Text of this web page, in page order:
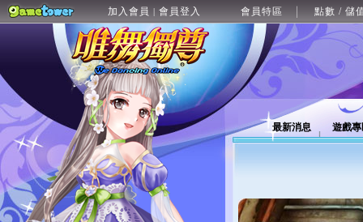
加入會員 | 會員登入 會員特區 點數 / 儲
最新消息 遊戲